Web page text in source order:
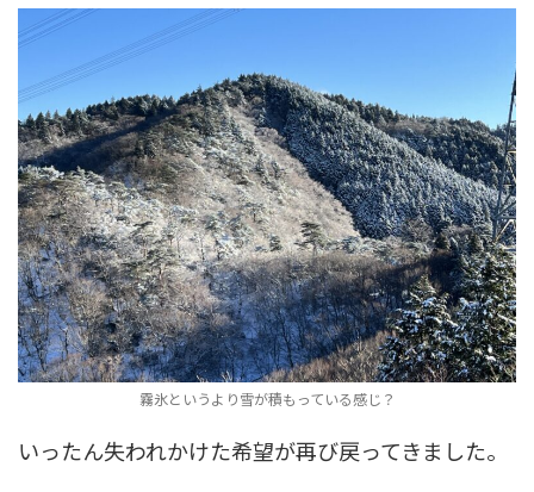
霧氷というより雪が積もっている感じ？
いったん失われかけた希望が再び戻ってきました。